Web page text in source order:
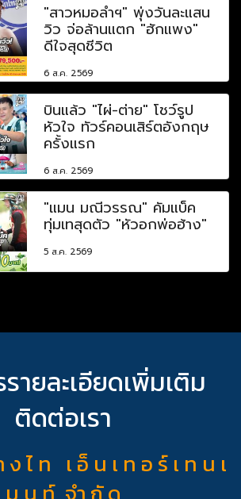
"สาวหมอลำฯ" พุ่งวันละแสน
วิว จ่อล้านแตก "ฮักแพง"
ดีใจสุดชีวิต
6 ส.ค. 2569
บินแล้ว "ไผ่-ต่าย" โชว์รูป
หัวใจ ทัวร์คอนเสิร์ตอังกฤษ
ครั้งแรก
6 ส.ค. 2569
"แมน มณีวรรณ" คัมแบ็ค
ทุ่มเทสุดตัว "หัวอกพ่อฮ้าง"
5 ส.ค. 2569
ายละเอียดเพิ่มเติม
ติดต่อเรา
ไ ท เ อ็ น เ ท อ ร์ เ ท น เ
ม น ท์ จำ กั ด